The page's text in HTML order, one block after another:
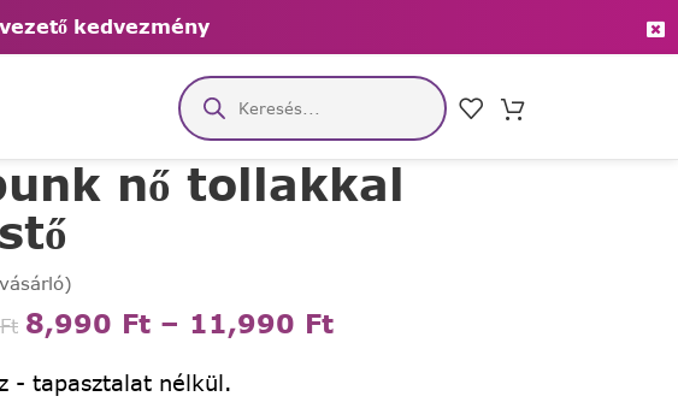
kedvezmény
nő tollakkal
Ft 8,990 Ft – 11,990 Ft
- tapasztalat nélkül.